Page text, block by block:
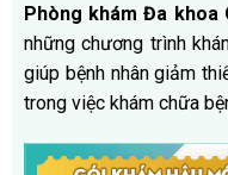
Phòng khám Đa khoa
những chương trình
giúp bệnh nhân giảm
trong việc khám chữa